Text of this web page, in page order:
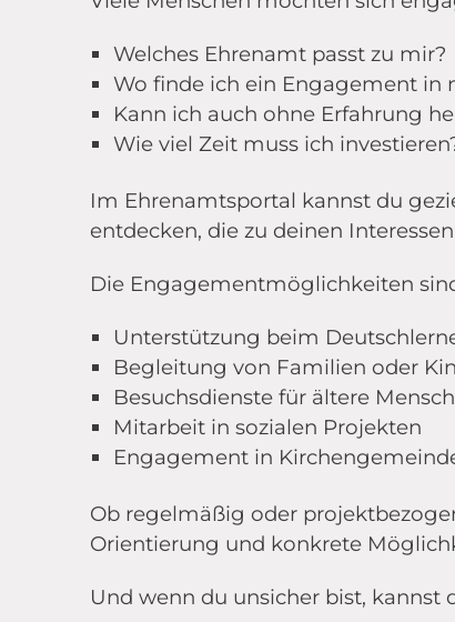
Welches Ehrenamt passt zu mir?
Wo finde ich ein Engagement in
Kann ich auch ohne Erfahrung
Wie viel Zeit muss ich
Im Ehrenamtsportal kannst du
entdecken, die zu deinen
Die Engagementmöglichkeiten
Unterstützung beim
Begleitung von Familien oder
Besuchsdienste für ältere
Mitarbeit in sozialen Projekten
Engagement in
Ob regelmäßig oder
Orientierung und konkrete
Und wenn du unsicher bist, kannst